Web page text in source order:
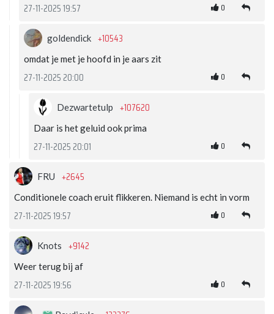
27-11-2025 19:57 0
goldendick +10543
omdat je met je hoofd in je aars zit
27-11-2025 20:00 0
Dezwartetulp +107620
Daar is het geluid ook prima
27-11-2025 20:01 0
FRU +2645
Conditionele coach eruit flikkeren. Niemand is echt in vorm
27-11-2025 19:57 0
Knots +9142
Weer terug bij af
27-11-2025 19:56 0